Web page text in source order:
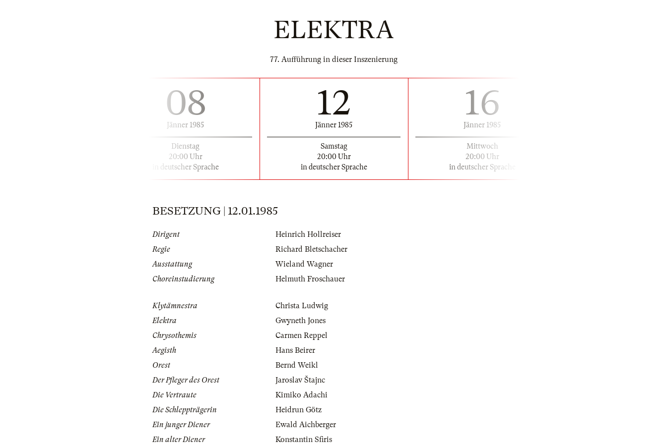
ELEKTRA
77. Aufführung in dieser Inszenierung
08
Jänner 1985
Dienstag
20:00 Uhr
in deutscher Sprache
12
Jänner 1985
Samstag
20:00 Uhr
in deutscher Sprache
16
Jänner 1985
Mittwoch
20:00 Uhr
in deutscher Sprache
BESETZUNG | 12.01.1985
Dirigent
Heinrich Hollreiser
Regie
Richard Bletschacher
Ausstattung
Wieland Wagner
Choreinstudierung
Helmuth Froschauer
Klytämnestra
Christa Ludwig
Elektra
Gwyneth Jones
Chrysothemis
Carmen Reppel
Aegisth
Hans Beirer
Orest
Bernd Weikl
Der Pfleger des Orest
Jaroslav Štajnc
Die Vertraute
Kimiko Adachi
Die Schleppträgerin
Heidrun Götz
Ein junger Diener
Ewald Aichberger
Ein alter Diener
Konstantin Sfiris